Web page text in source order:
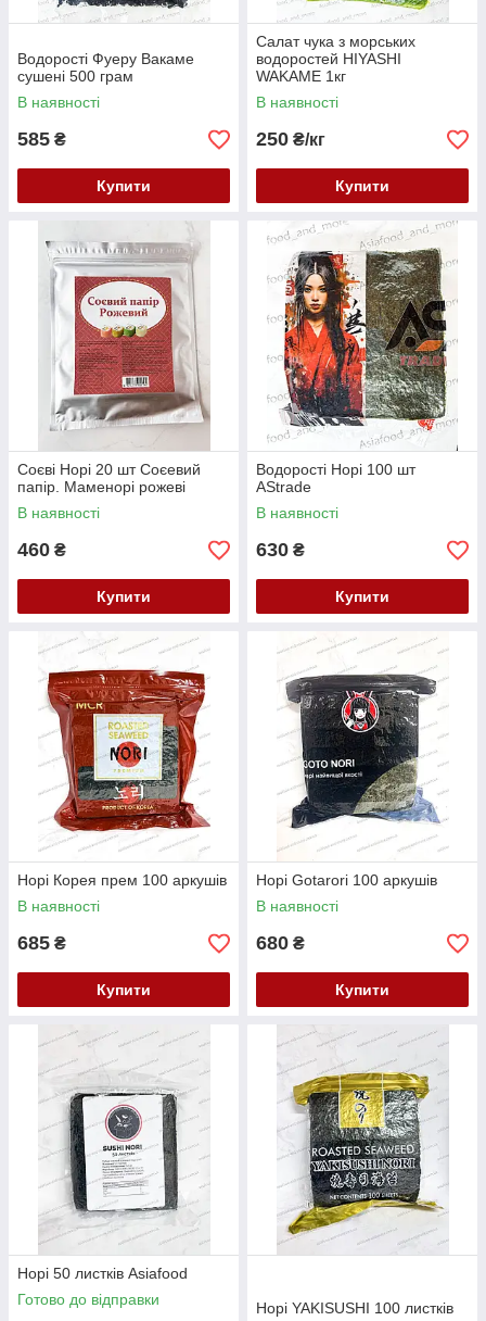
Водорості Фуеру Вакаме
сушені 500 грам
В наявності
585 ₴
Купити
Салат чука з морських
водоростей HIYASHI
WAKAME 1кг
В наявності
250 ₴/кг
Купити
Соєві Норі 20 шт Соєевий
папір. Маменорі рожеві
В наявності
460 ₴
Купити
Водорості Норі 100 шт
AStrade
В наявності
630 ₴
Купити
Норі Корея прем 100 аркушів
В наявності
685 ₴
Купити
Норі Gotarori 100 аркушів
В наявності
680 ₴
Купити
Норі 50 листків Asiafood
Готово до відправки
Норі YAKISUSHI 100 листків